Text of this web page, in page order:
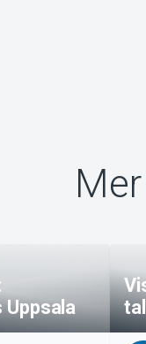
Uppsala